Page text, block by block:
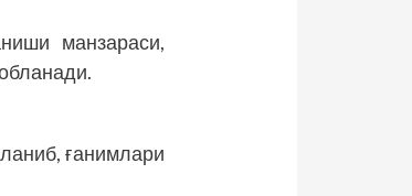
манзараси,
ғанимлари